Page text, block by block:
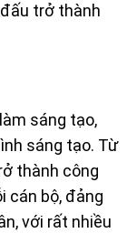
trở thành
sáng tạo,
sáng tạo. Từ
thành công
cán bộ, đảng
với rất nhiều